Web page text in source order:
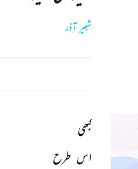
شبیر آذر
کبھی
اس طرح